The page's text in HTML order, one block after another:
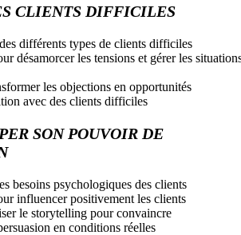
CLIENTS DIFFICILES
différents types de clients difficiles
désamorcer les tensions et gérer les
les objections en opportunités
avec des clients difficiles
SON POUVOIR DE
besoins psychologiques des clients
influencer positivement les clients
le storytelling pour convaincre
en conditions réelles